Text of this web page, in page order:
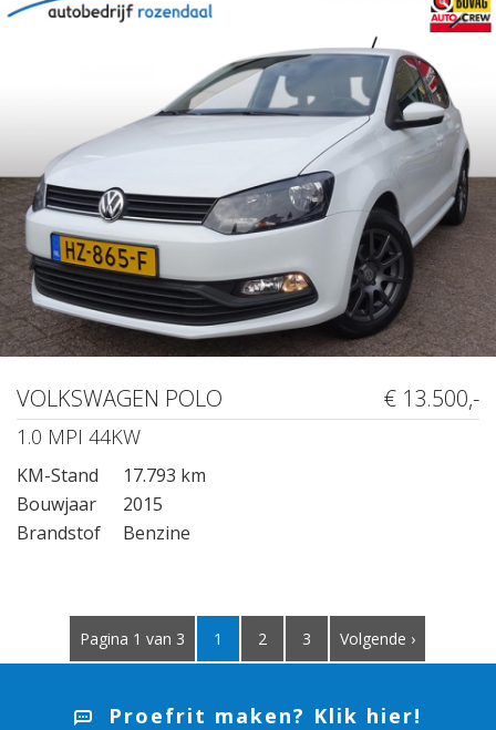
VOLKSWAGEN POLO € 13.500,-
1.0 MPI 44KW
KM-Stand
17.793 km
Bouwjaar
2015
Brandstof
Benzine
Pagina 1 van 3 1 2 3 Volgende ›
Proefrit maken? Klik hier!